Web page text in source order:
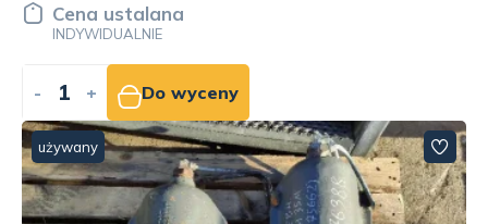
Cena ustalana
INDYWIDUALNIE
- + Do wyceny
używany